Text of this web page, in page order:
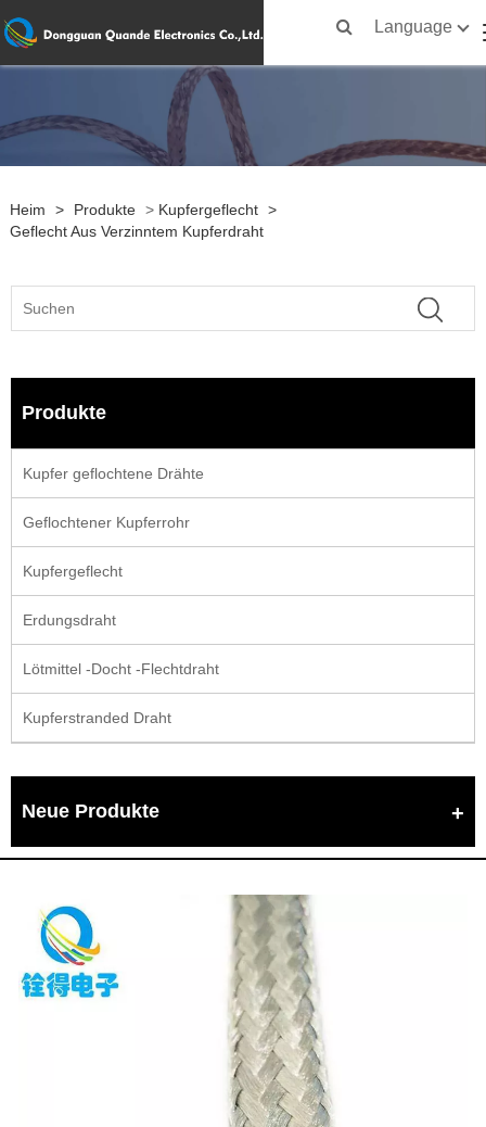
Language
Heim > Produkte > Kupfergeflecht >
Geflecht Aus Verzinntem Kupferdraht
Produkte
Kupfer geflochtene Drähte
Geflochtener Kupferrohr
Kupfergeflecht
Erdungsdraht
Lötmittel -Docht -Flechtdraht
Kupferstranded Draht
Neue Produkte